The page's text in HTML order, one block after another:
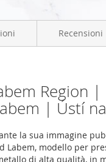
Region
| Ústí
la sua immagine
Labem, modello per
di alta qualità, in
Recensioni